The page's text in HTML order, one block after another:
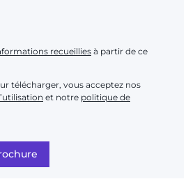
recueillies à partir de ce
télécharger, vous acceptez nos
et notre politique de